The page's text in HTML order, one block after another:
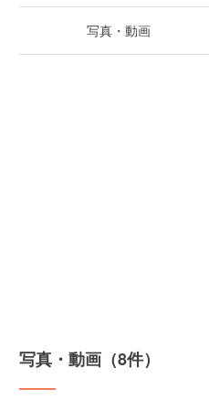
写真・動画
写真・動画（8件）